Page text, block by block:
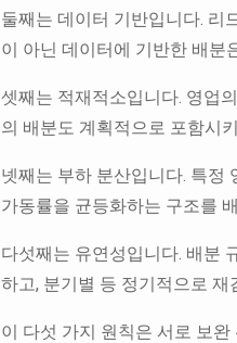
둘째는 데이터 기반입니다. 리
이 아닌 데이터에 기반한 배분
셋째는 적재적소입니다. 영업
의 배분도 계획적으로 포함시
넷째는 부하 분산입니다. 특정
가동률을 균등화하는 구조를
다섯째는 유연성입니다. 배분
하고, 분기별 등 정기적으로 재
이 다섯 가지 원칙은 서로 보